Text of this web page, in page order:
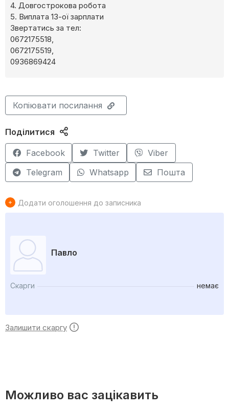
4. Довгострокова робота
5. Виплата 13-ої зарплати
Звертатись за тел:
0672175518,
0672175519,
0936869424
Копіювати посилання
Поділитися
Facebook Twitter
Viber
Telegram
Whatsapp Пошта
Додати оголошення до записника
Павло
Скарги немає
Залишити скаргу
Можливо вас зацікавить